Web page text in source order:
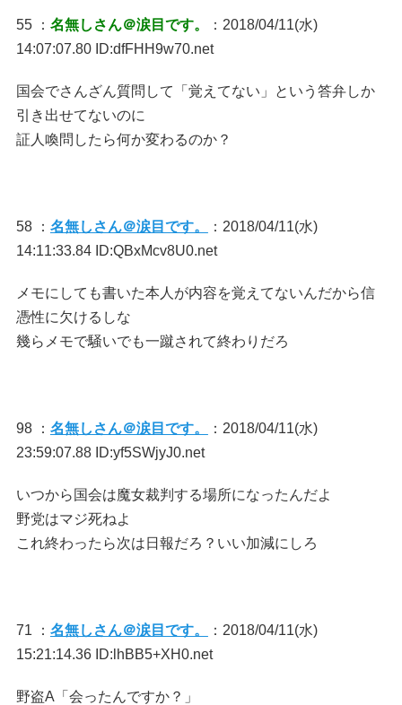
55 ： 名無しさん＠涙目です。
：2018/04/11(水)
14:07:07.80 ID:dfFHH9w70.net
国会でさんざん質問して「覚えてない」という答弁しか
引き出せてないのに
証人喚問したら何か変わるのか？
58 ： 名無しさん＠涙目です。
：2018/04/11(水)
14:11:33.84 ID:QBxMcv8U0.net
メモにしても書いた本人が内容を覚えてないんだから信
憑性に欠けるしな
幾らメモで騒いでも一蹴されて終わりだろ
98 ： 名無しさん＠涙目です。
：2018/04/11(水)
23:59:07.88 ID:yf5SWjyJ0.net
いつから国会は魔女裁判する場所になったんだよ
野党はマジ死ねよ
これ終わったら次は日報だろ？いい加減にしろ
71 ： 名無しさん＠涙目です。
：2018/04/11(水)
15:21:14.36 ID:lhBB5+XH0.net
野盗A「会ったんですか？」